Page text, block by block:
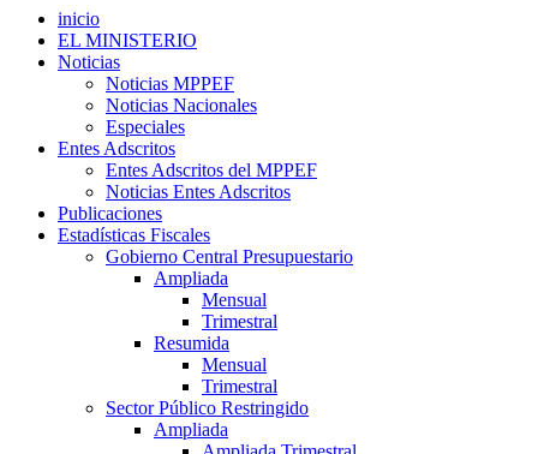
inicio
EL MINISTERIO
Noticias
Noticias MPPEF
Noticias Nacionales
Especiales
Entes Adscritos
Entes Adscritos del MPPEF
Noticias Entes Adscritos
Publicaciones
Estadísticas Fiscales
Gobierno Central Presupuestario
Ampliada
Mensual
Trimestral
Resumida
Mensual
Trimestral
Sector Público Restringido
Ampliada